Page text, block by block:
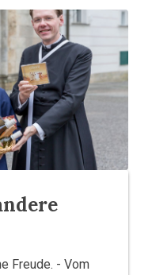
Freude. - Vom